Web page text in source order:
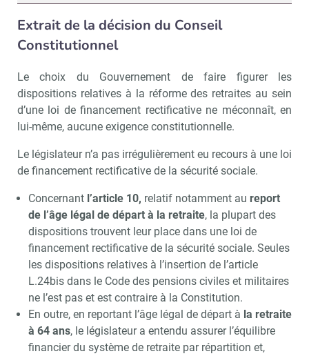
Extrait de la décision du Conseil
Constitutionnel
Le choix du Gouvernement de faire figurer les
dispositions relatives à la réforme des retraites au sein
d’une loi de financement rectificative ne méconnaît, en
lui-même, aucune exigence constitutionnelle.
Le législateur n’a pas irrégulièrement eu recours à une loi
de financement rectificative de la sécurité sociale.
Concernant l’article 10, relatif notamment au report
de l’âge légal de départ à la retraite, la plupart des
dispositions trouvent leur place dans une loi de
financement rectificative de la sécurité sociale. Seules
les dispositions relatives à l’insertion de l’article
L.24bis dans le Code des pensions civiles et militaires
ne l’est pas et est contraire à la Constitution.
En outre, en reportant l’âge légal de départ à la retraite
à 64 ans, le législateur a entendu assurer l’équilibre
financier du système de retraite par répartition et,